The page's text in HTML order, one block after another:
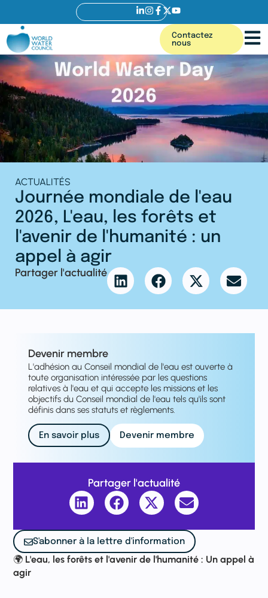
Contactez
nous
ACTUALITÉS
Journée mondiale de l'eau
2026, L'eau, les forêts et
l'avenir de l'humanité : un
appel à agir
Partager l'actualité
🌍 L'eau, les forêts et l'avenir de l'humanité : Un appel à
agir
Devenir membre
L'adhésion au Conseil mondial de l'eau est ouverte à
toute organisation intéressée par les questions
relatives à l'eau et qui accepte les missions et les
objectifs du Conseil mondial de l'eau tels qu'ils sont
définis dans ses statuts et règlements.
En savoir plus Devenir membre
Partager l'actualité
S'abonner à la lettre d'information